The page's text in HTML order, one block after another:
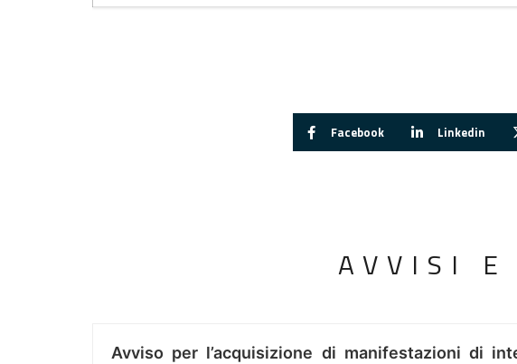
Facebook Linkedin
AVVISI E
Avviso per l’acquisizione di manifestazioni di